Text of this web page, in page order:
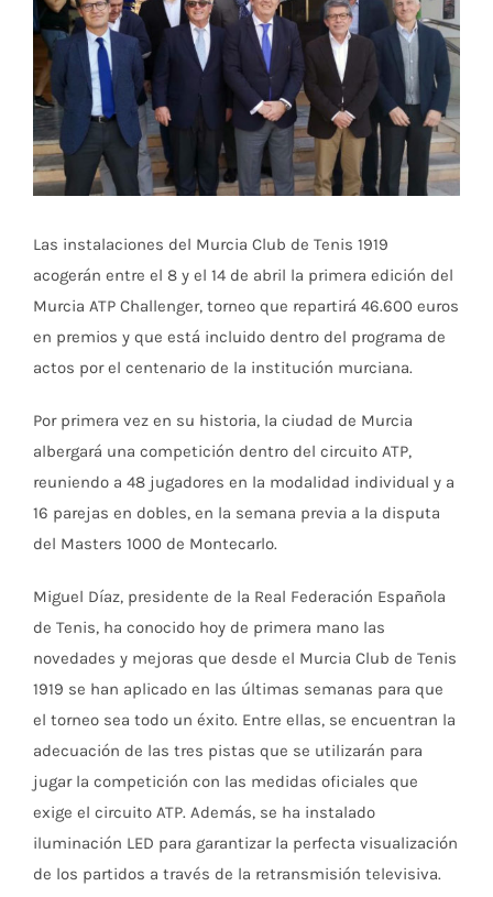
más
grande
Las instalaciones del Murcia Club de Tenis 1919
acogerán entre el 8 y el 14 de abril la primera edición del
Murcia ATP Challenger, torneo que repartirá 46.600 euros
en premios y que está incluido dentro del programa de
actos por el centenario de la institución murciana.
Por primera vez en su historia, la ciudad de Murcia
albergará una competición dentro del circuito ATP,
reuniendo a 48 jugadores en la modalidad individual y a
16 parejas en dobles, en la semana previa a la disputa
del Masters 1000 de Montecarlo.
Miguel Díaz, presidente de la Real Federación Española
de Tenis, ha conocido hoy de primera mano las
novedades y mejoras que desde el Murcia Club de Tenis
1919 se han aplicado en las últimas semanas para que
el torneo sea todo un éxito. Entre ellas, se encuentran la
adecuación de las tres pistas que se utilizarán para
jugar la competición con las medidas oficiales que
exige el circuito ATP. Además, se ha instalado
iluminación LED para garantizar la perfecta visualización
de los partidos a través de la retransmisión televisiva.